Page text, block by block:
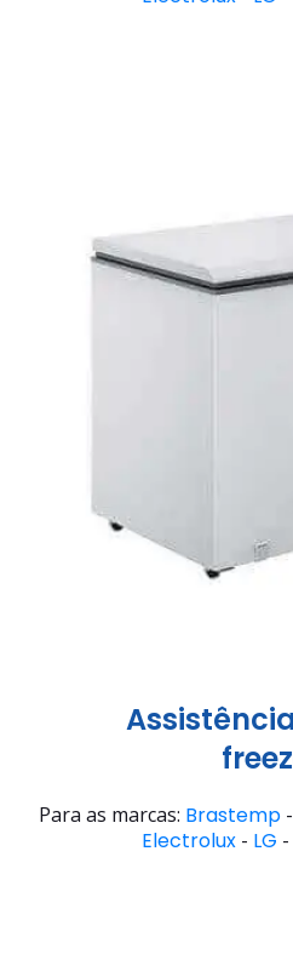
Para as marcas: Brastemp -
Electrolux- LG -